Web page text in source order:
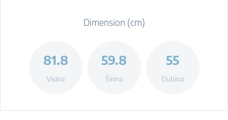
Dimension (cm)
81.8
Visina
59.8
Širina
55
Dubina